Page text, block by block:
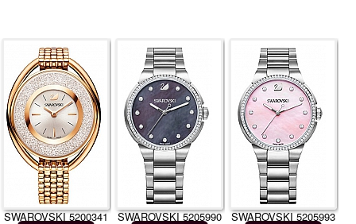
SWAROVSKI 5200341
SWAROVSKI 5205990
SWAROVSKI 5205993